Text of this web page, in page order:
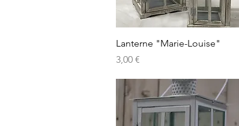
Aperçu rapide
Lanterne "Marie-Louise"
Prix
3,00 €